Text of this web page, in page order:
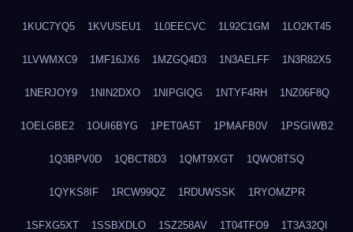
1KUC7YQ5 1KVUSEU1 1L0EECVC 1L92C1GM 1LO2KT45
1LVWMXC9 1MF16JX6 1MZGQ4D3 1N3AELFF 1N3R82X5
1NERJOY9 1NIN2DXO 1NIPGIQG 1NTYF4RH 1NZ06F8Q
1OELGBE2 1OUI6BYG 1PET0A5T 1PMAFB0V 1PSGIWB2
1Q3BPV0D 1QBCT8D3 1QMT9XGT 1QWO8TSQ
1QYKS8IF 1RCW99QZ 1RDUWSSK 1RYOMZPR
1SFXG5XT 1SSBXDLO 1SZ258AV 1T04TFO9 1T3A32QI